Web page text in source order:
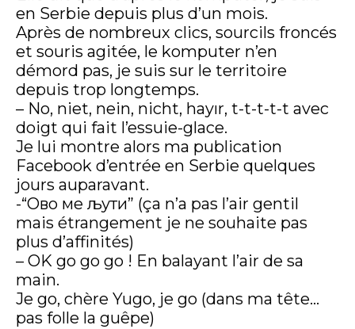
en Serbie depuis plus d’un mois.
Après de nombreux clics, sourcils froncés
et souris agitée, le komputer n’en
démord pas, je suis sur le territoire
depuis trop longtemps.
– No, niet, nein, nicht, hayır, t-t-t-t-t avec
doigt qui fait l’essuie-glace.
Je lui montre alors ma publication
Facebook d’entrée en Serbie quelques
jours auparavant.
-“Ово ме љути” (ça n’a pas l’air gentil
mais étrangement je ne souhaite pas
plus d’affinités)
– OK go go go ! En balayant l’air de sa
main.
Je go, chère Yugo, je go (dans ma tête…
pas folle la guêpe)